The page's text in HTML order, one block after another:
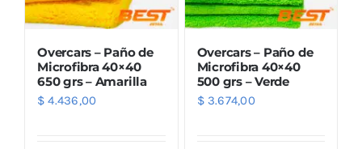
Overcars – Paño de
Microfibra 40×40
650 grs – Amarilla
$ 4.436,00
Overcars – Paño de
Microfibra 40×40
500 grs – Verde
$3.674,00